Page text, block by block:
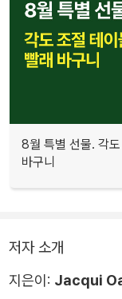
8월 특별 선물. 각도
바구니
저자 소개
지은이: Jacqui